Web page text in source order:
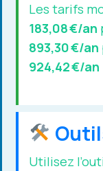
Les tarifs
183,08 €/an
893,30 €/an
924,42 €/an
Utilisez